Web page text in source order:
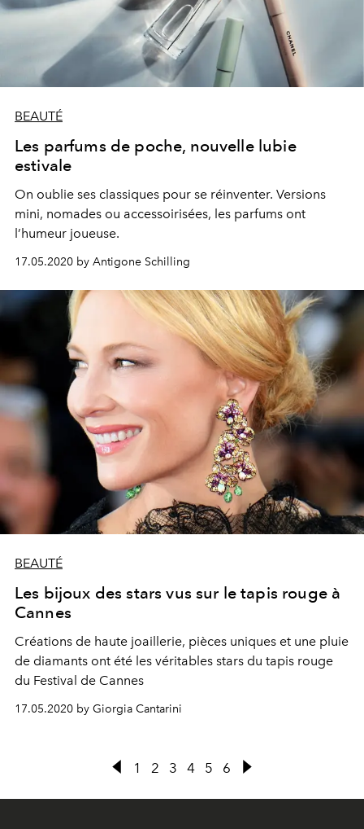
BEAUTÉ
Les parfums de poche, nouvelle lubie
estivale
On oublie ses classiques pour se réinventer. Versions
mini, nomades ou accessoirisées, les parfums ont
l’humeur joueuse.
17.05.2020 by Antigone Schilling
BEAUTÉ
Les bijoux des stars vus sur le tapis rouge à
Cannes
Créations de haute joaillerie, pièces uniques et une pluie
de diamants ont été les véritables stars du tapis rouge
du Festival de Cannes
17.05.2020 by Giorgia Cantarini
1 2 3 4 5 6